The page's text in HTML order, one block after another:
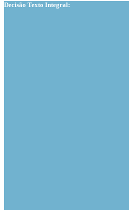
Decisão Texto Integral: